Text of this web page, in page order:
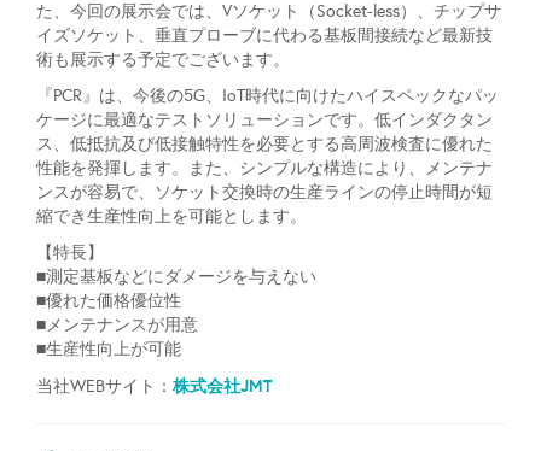
た、今回の展示会では、Vソケット（Socket-less）、チップサ
イズソケット、垂直プローブに代わる基板間接続など最新技
術も展示する予定でございます。
『PCR』は、今後の5G、IoT時代に向けたハイスペックなパッ
ケージに最適なテストソリューションです。低インダクタン
ス、低抵抗及び低接触特性を必要とする高周波検査に優れた
性能を発揮します。また、シンプルな構造により、メンテナ
ンスが容易で、ソケット交換時の生産ラインの停止時間が短
縮でき生産性向上を可能とします。
【特長】
■測定基板などにダメージを与えない
■優れた価格優位性
■メンテナンスが用意
■生産性向上が可能
当社WEBサイト： 株式会社JMT